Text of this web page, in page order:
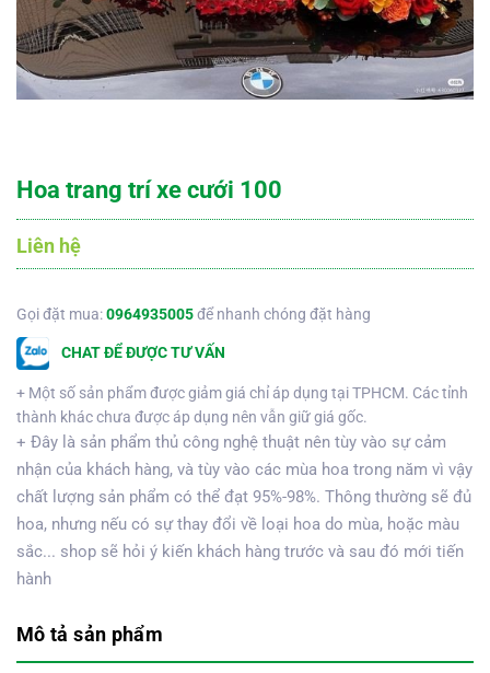
Hoa trang trí xe cưới 100
Liên hệ
Gọi đặt mua:0964935005để nhanh chóng đặt hàng
CHAT ĐỂ ĐƯỢC TƯ VẤN
+ Một số sản phẩm được giảm giá chỉ áp dụng tại TPHCM. Các tỉnh
thành khác chưa được áp dụng nên vẫn giữ giá gốc.
+ Đây là sản phẩm thủ công nghệ thuật nên tùy vào sự cảm
nhận của khách hàng, và tùy vào các mùa hoa trong năm vì vậy
chất lượng sản phẩm có thể đạt 95%-98%. Thông thường sẽ đủ
hoa, nhưng nếu có sự thay đổi về loại hoa do mùa, hoặc màu
sắc... shop sẽ hỏi ý kiến khách hàng trước và sau đó mới tiến
hành
Mô tả sản phẩm